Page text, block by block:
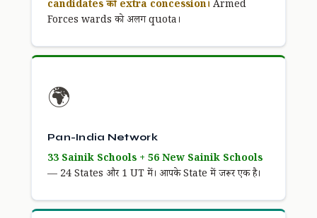
candidates को extra concession। Armed
Forces wards को अलग quota।
🌍
Pan-India Network
33 Sainik Schools + 56 New Sainik Schools
— 24 States और 1 UT में। आपके State में जरूर एक है।